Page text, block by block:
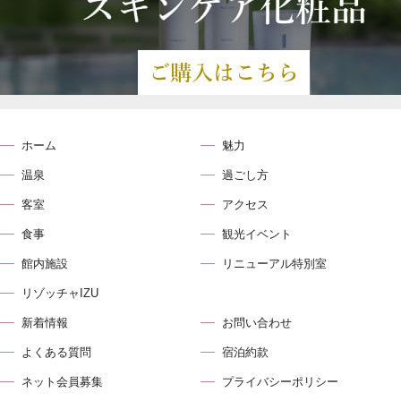
ホーム
温泉
客室
食事
館内施設
リゾッチャIZU
魅力
過ごし方
アクセス
観光イベント
リニューアル特別室
新着情報
よくある質問
ネット会員募集
お問い合わせ
宿泊約款
プライバシーポリシー